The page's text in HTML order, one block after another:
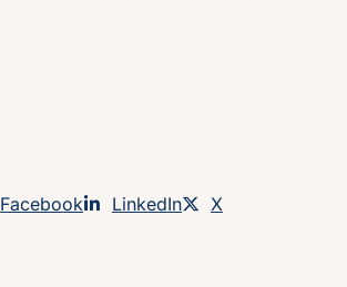
Dela sidan på
Facebook Dela sidan på
LinkedIn Dela sidan på
X